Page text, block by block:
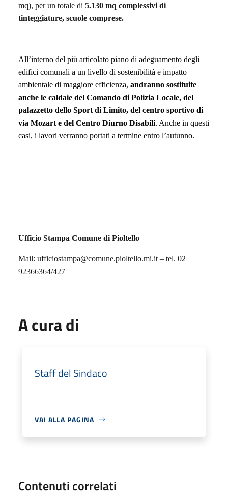
mq), per un totale di 5.130 mq complessivi di
tinteggiature, scuole comprese.
All’interno del più articolato piano di adeguamento degli
edifici comunali a un livello di sostenibilità e impatto
ambientale di maggiore efficienza, andranno sostituite
anche le caldaie del Comando di Polizia Locale, del
palazzetto dello Sport di Limito, del centro sportivo di
via Mozart e del Centro Diurno Disabili. Anche in questi
casi, i lavori verranno portati a termine entro l’autunno.
Ufficio Stampa Comune di Pioltello
Mail: ufficiostampa@comune.pioltello.mi.it – tel. 02
92366364/427
A cura di
Staff del Sindaco
VAI ALLA PAGINA
Contenuti correlati